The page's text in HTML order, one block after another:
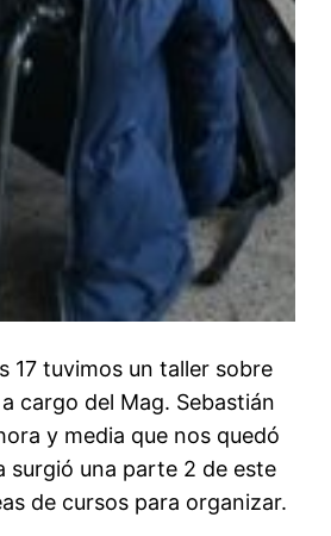
17 tuvimos un taller sobre
cargo del Mag. Sebastián
y media que nos quedó
surgió una parte 2 de este
de cursos para organizar.